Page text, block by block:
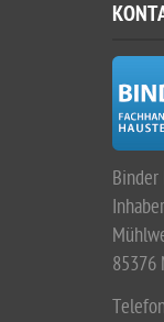
Binder
85376